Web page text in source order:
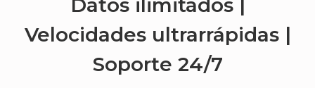
Datos ilimitados |
Velocidades ultrarrápidas |
Soporte 24/7